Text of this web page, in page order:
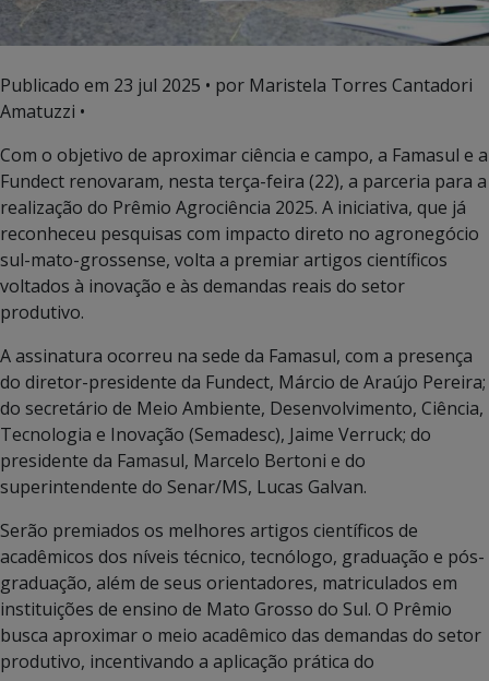
Publicado em 23 jul 2025 • por Maristela Torres Cantadori
Amatuzzi •
Com o objetivo de aproximar ciência e campo, a Famasul e a
Fundect renovaram, nesta terça-feira (22), a parceria para a
realização do Prêmio Agrociência 2025. A iniciativa, que já
reconheceu pesquisas com impacto direto no agronegócio
sul-mato-grossense, volta a premiar artigos científicos
voltados à inovação e às demandas reais do setor
produtivo.
A assinatura ocorreu na sede da Famasul, com a presença
do diretor-presidente da Fundect, Márcio de Araújo Pereira;
do secretário de Meio Ambiente, Desenvolvimento, Ciência,
Tecnologia e Inovação (Semadesc), Jaime Verruck; do
presidente da Famasul, Marcelo Bertoni e do
superintendente do Senar/MS, Lucas Galvan.
Serão premiados os melhores artigos científicos de
acadêmicos dos níveis técnico, tecnólogo, graduação e pós-
graduação, além de seus orientadores, matriculados em
instituições de ensino de Mato Grosso do Sul. O Prêmio
busca aproximar o meio acadêmico das demandas do setor
produtivo, incentivando a aplicação prática do